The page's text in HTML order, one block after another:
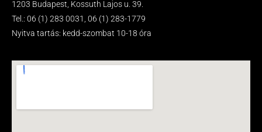
1203 Budapest, Kossuth Lajos u. 39.
Tel.: 06 (1) 283 0031, 06 (1) 283-1779
Nyitva tartás: kedd-szombat 10-18 óra